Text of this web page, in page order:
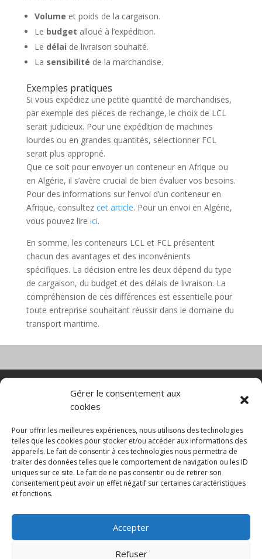
Gérer le consentement aux
cookies
Pour offrir les meilleures expériences, nous utilisons des technologies
telles que les cookies pour stocker et/ou accéder aux informations des
appareils. Le fait de consentir à ces technologies nous permettra de
traiter des données telles que le comportement de navigation ou les ID
uniques sur ce site. Le fait de ne pas consentir ou de retirer son
consentement peut avoir un effet négatif sur certaines caractéristiques
et fonctions.
Accepter
Refuser
Volume et poids de la cargaison.
Le budget alloué à l’expédition.
Le délai de livraison souhaité.
La sensibilité de la marchandise.
Exemples pratiques
Si vous expédiez une petite quantité de marchandises,
par exemple des pièces de rechange, le choix de LCL
serait judicieux. Pour une expédition de machines
lourdes ou en grandes quantités, sélectionner FCL
serait plus approprié.
Que ce soit pour envoyer un conteneur en Afrique ou
en Algérie, il s’avère crucial de bien évaluer vos besoins.
Pour des informations sur l’envoi d’un conteneur en
Afrique, consultez cet article. Pour un envoi en Algérie,
vous pouvez lire ici.
En somme, les conteneurs LCL et FCL présentent
chacun des avantages et des inconvénients
spécifiques. La décision entre les deux dépend du type
de cargaison, du budget et des délais de livraison. La
compréhension de ces différences est essentielle pour
toute entreprise souhaitant réussir dans le domaine du
transport maritime.
Transpalette electrique
CGV
Mentions légales
Politique de confidentialité et protection des
données
Paiement sécurisé
Gérer mes cookies
Nous contacter
Guides d’achat
Secteurs d’activité
Engins de manutention
Blanchisserie
© 2025 MNG SORARE. Tous droits réservés. Prix
affichés en euros et hors TVA. Site dédié aux